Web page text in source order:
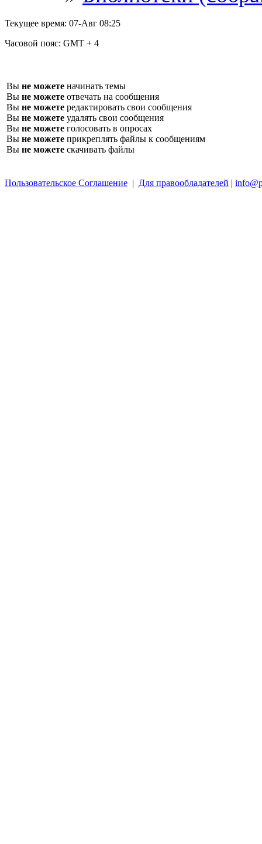
Текущее время: 07-Авг 08:25
Часовой пояс: GMT + 4
Вы не можете начинать темы
Вы не можете отвечать на сообщения
Вы не можете редактировать свои сообщения
Вы не можете удалять свои сообщения
Вы не можете голосовать в опросах
Вы не можете прикреплять файлы к сообщениям
Вы не можете скачивать файлы
Пользовательское Соглашение | Для правообладателей |